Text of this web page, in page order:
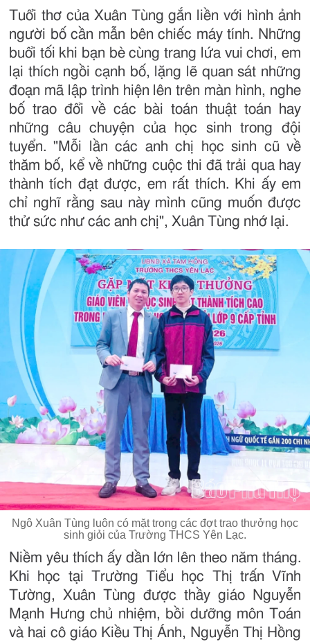
Tuổi thơ của Xuân Tùng gắn liền với hình ảnh
người bố cần mẫn bên chiếc máy tính. Những
buổi tối khi bạn bè cùng trang lứa vui chơi, em
lại thích ngồi cạnh bố, lặng lẽ quan sát những
đoạn mã lập trình hiện lên trên màn hình, nghe
bố trao đổi về các bài toán thuật toán hay
những câu chuyện của học sinh trong đội
tuyển. "Mỗi lần các anh chị học sinh cũ về
thăm bố, kể về những cuộc thi đã trải qua hay
thành tích đạt được, em rất thích. Khi ấy em
chỉ nghĩ rằng sau này mình cũng muốn được
thử sức như các anh chị", Xuân Tùng nhớ lại.
Ngô Xuân Tùng luôn có mặt trong các đợt trao thưởng học
sinh giỏi của Trường THCS Yên Lạc.
Niềm yêu thích ấy dần lớn lên theo năm tháng.
Khi học tại Trường Tiểu học Thị trấn Vĩnh
Tường, Xuân Tùng được thầy giáo Nguyễn
Mạnh Hưng chủ nhiệm, bồi dưỡng môn Toán
và hai cô giáo Kiều Thị Ánh, Nguyễn Thị Hồng